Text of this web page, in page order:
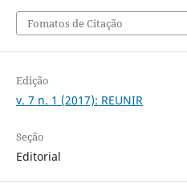
Fomatos de Citação
Edição
v. 7 n. 1 (2017): REUNIR
Seção
Editorial